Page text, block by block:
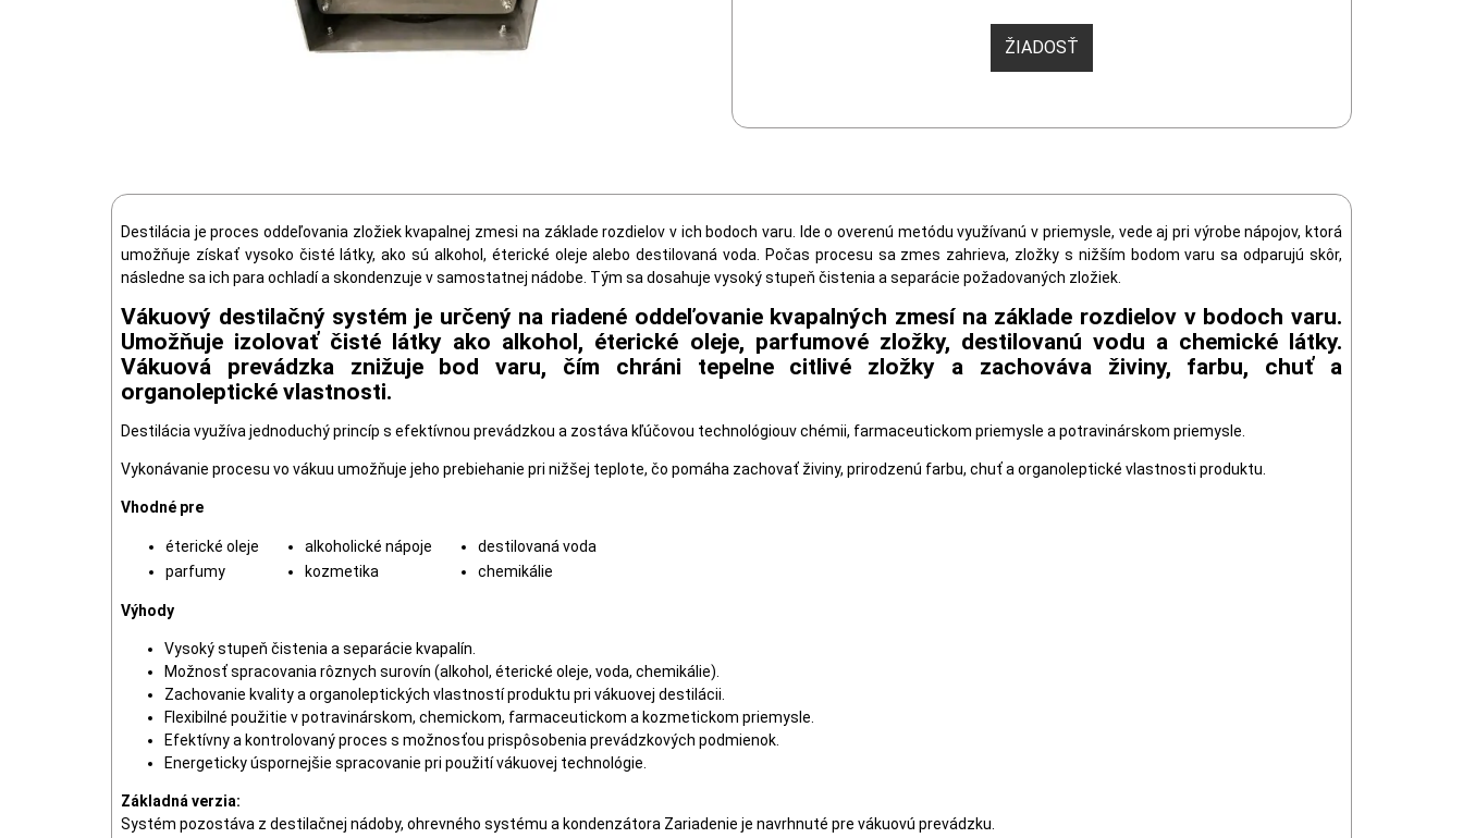
ŽIADOSŤ
Destilácia je proces oddeľovania zložiek kvapalnej zmesi na základe rozdielov v ich bodoch varu. Ide o overenú metódu využívanú v priemysle, vede aj pri výrobe nápojov, ktorá
umožňuje získať vysoko čisté látky, ako sú alkohol, éterické oleje alebo destilovaná voda. Počas procesu sa zmes zahrieva, zložky s nižším bodom varu sa odparujú skôr,
následne sa ich para ochladí a skondenzuje v samostatnej nádobe. Tým sa dosahuje vysoký stupeň čistenia a separácie požadovaných zložiek.
Vákuový destilačný systém je určený na riadené oddeľovanie kvapalných zmesí na základe rozdielov v bodoch varu.
Umožňuje izolovať čisté látky ako alkohol, éterické oleje, parfumové zložky, destilovanú vodu a chemické látky.
Vákuová prevádzka znižuje bod varu, čím chráni tepelne citlivé zložky a zachováva živiny, farbu, chuť a
organoleptické vlastnosti.
Destilácia využíva jednoduchý princíp s efektívnou prevádzkou a zostáva kľúčovou technológiouv chémii, farmaceutickom priemysle a potravinárskom priemysle.
Vykonávanie procesu vo vákuu umožňuje jeho prebiehanie pri nižšej teplote, čo pomáha zachovať živiny, prirodzenú farbu, chuť a organoleptické vlastnosti produktu.
Vhodné pre
éterické oleje alkoholické nápoje
destilovaná voda
parfumy
kozmetika chemikálie
Výhody
Vysoký stupeň čistenia a separácie kvapalín.
Možnosť spracovania rôznych surovín (alkohol, éterické oleje, voda, chemikálie).
Zachovanie kvality a organoleptických vlastností produktu pri vákuovej destilácii.
Flexibilné použitie v potravinárskom, chemickom, farmaceutickom a kozmetickom priemysle.
Efektívny a kontrolovaný proces s možnosťou prispôsobenia prevádzkových podmienok.
Energeticky úspornejšie spracovanie pri použití vákuovej technológie.
Základná verzia:
Systém pozostáva z destilačnej nádoby, ohrevného systému a kondenzátora Zariadenie je navrhnuté pre vákuovú prevádzku.